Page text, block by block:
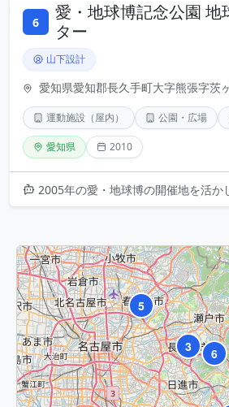
6
愛・地球博記念公園 地
ター
山下設計
愛知県愛知郡長久手町大字熊張字茨
運動施設（屋内） 公園・広場
愛知県 2010
2005年の愛・地球博の開催地を活かした複合施設。山下設計による設計で、2010年に竣工した地球市民交流センターは、
3
5
6